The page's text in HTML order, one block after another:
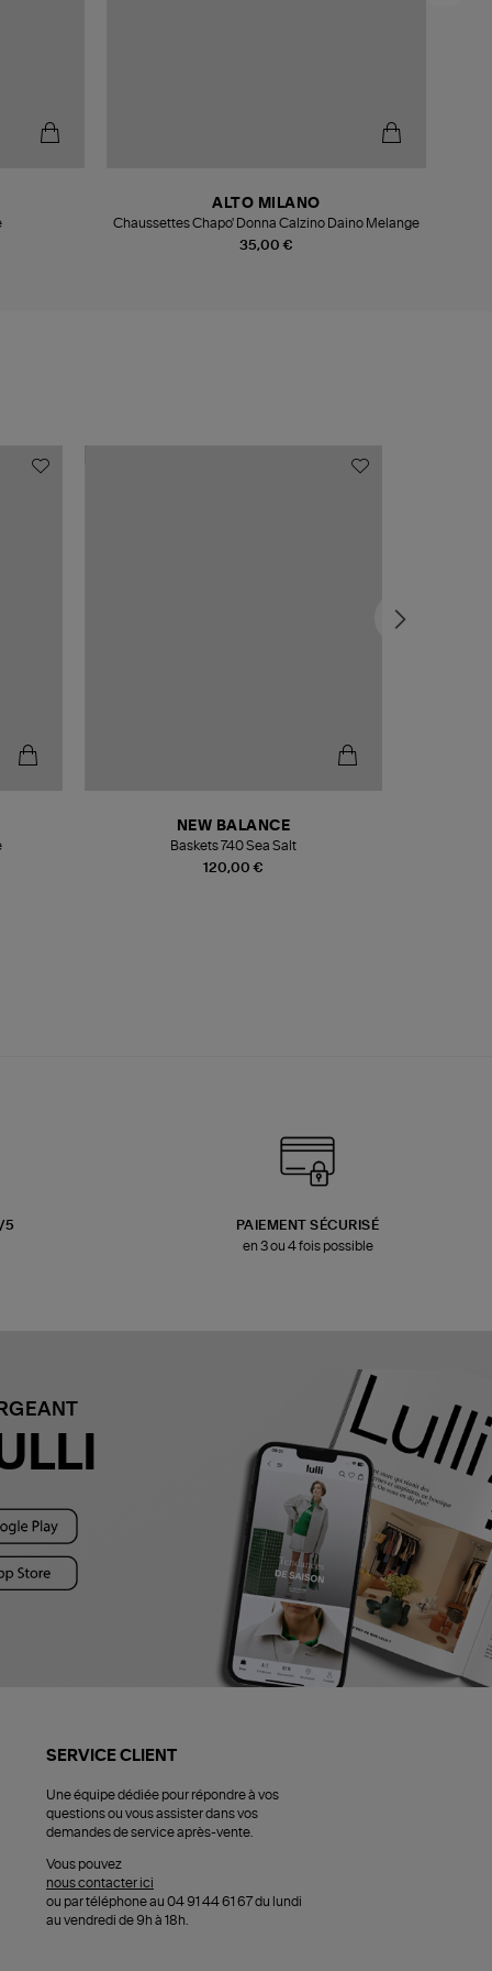
35,00 €
ALTO MILANO
Chaussettes Chapo' Donna Calzino Daino Melange
120,00 €
NEW BALANCE
Baskets 740 Sea Salt
5
PAIEMENT SÉCURISÉ
en 3 ou 4 fois possible
SERVICE CLIENT
Une équipe dédiée pour répondre à vos
questions ou vous assister dans vos
demandes de service après-vente.
Vous pouvez
nous contacter ici
ou par téléphone au 04 91 44 61 67 du lundi
au vendredi de 9h à 18h.